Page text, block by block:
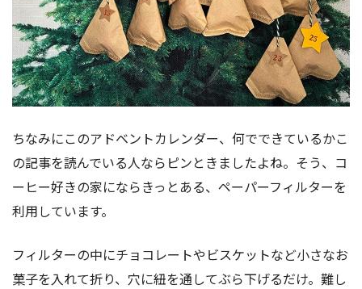
ちなみにこのアドベントカレンダー、何でできているかこ
の記事を読んでいる人ならピンときましたよね。そう、コ
ーヒー好きの家にならきっとある、ペーパーフィルターを
利用しています。
フィルターの中にチョコレートやビスケットなど小さなお
菓子を入れて折り、穴に紐を通してぶら下げるだけ。難し